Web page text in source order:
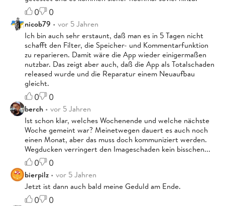
0 0
nicob79 • vor 5 Jahren
Ich bin auch sehr erstaunt, daß man es in 5 Tagen nicht
schafft den Filter, die Speicher- und Kommentarfunktion
zu reparieren. Damit wäre die App wieder einigermaßen
nutzbar. Das zeigt aber auch, daß die App als Totalschaden
released wurde und die Reparatur einem Neuaufbau
gleicht.
0 0
berch • vor 5 Jahren
Ist schon klar, welches Wochenende und welche nächste
Woche gemeint war? Meinetwegen dauert es auch noch
einen Monat, aber das muss doch kommuniziert werden.
Wegducken verringert den Imageschaden kein bisschen...
0 0
bierpilz • vor 5 Jahren
Jetzt ist dann auch bald meine Geduld am Ende.
0 0